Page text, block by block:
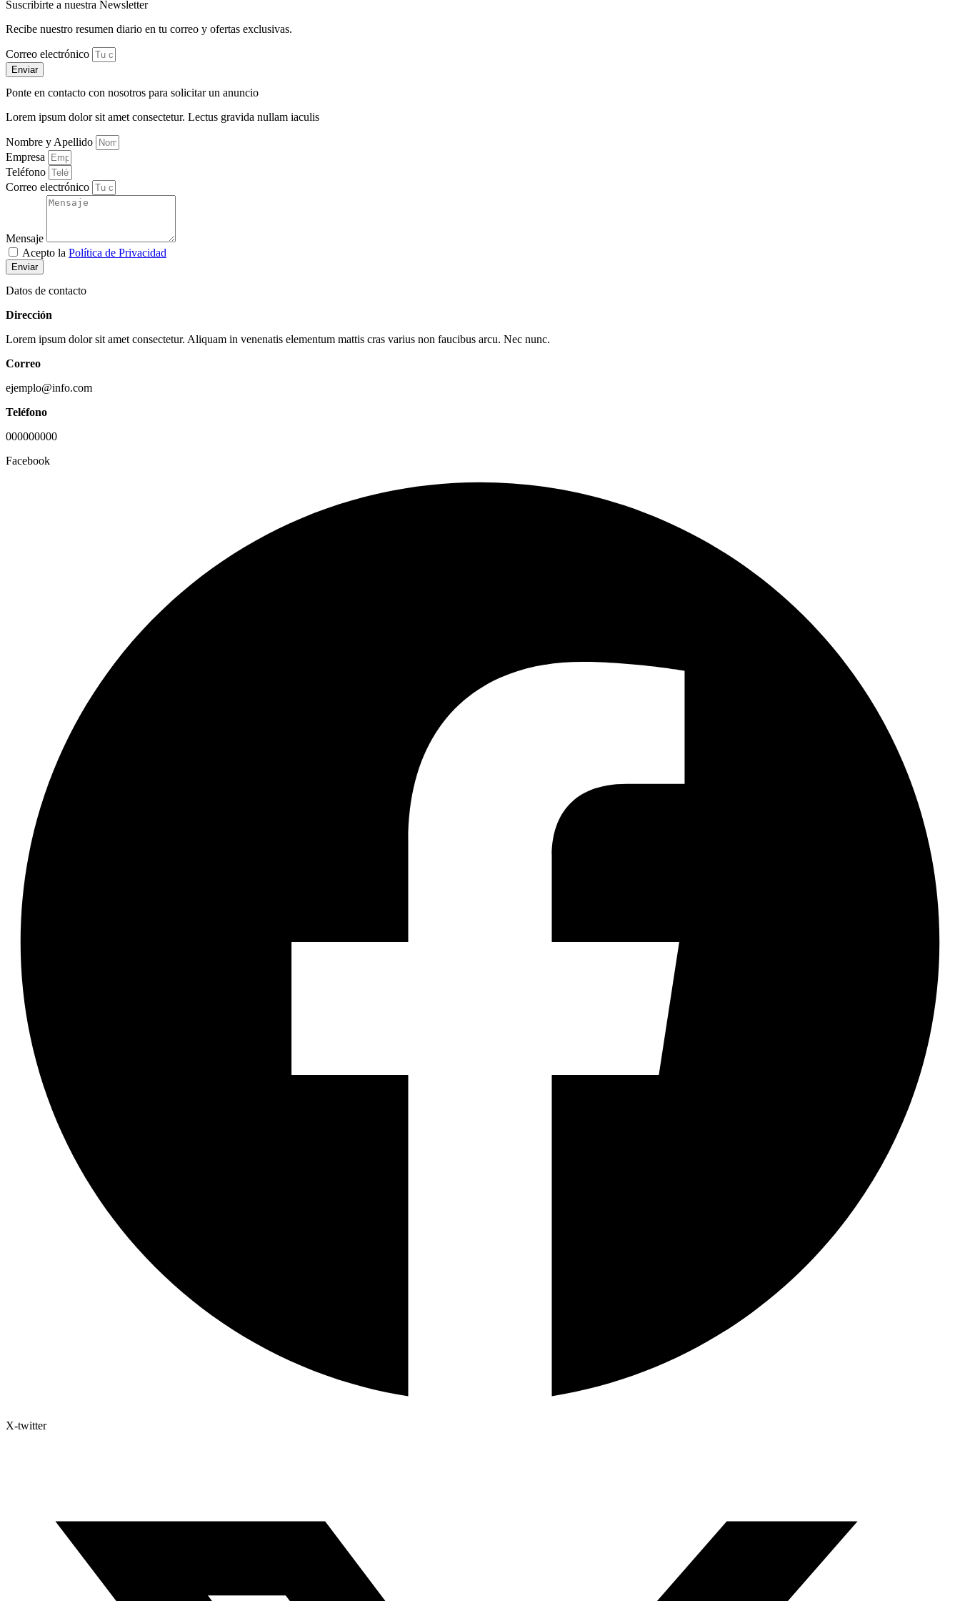
Suscribirte a nuestra Newsletter
Recibe nuestro resumen diario en tu correo y ofertas exclusivas.
Correo electrónico
Enviar
Ponte en contacto con nosotros para solicitar un anuncio
Lorem ipsum dolor sit amet consectetur. Lectus gravida nullam iaculis
Nombre y Apellido
Empresa
Teléfono
Correo electrónico
Mensaje
Acepto la Política de Privacidad
Enviar
Datos de contacto
Dirección
Lorem ipsum dolor sit amet consectetur. Aliquam in venenatis elementum mattis cras varius non faucibus arcu. Nec nunc.
Correo
ejemplo@info.com
Teléfono
000000000
Facebook
X-twitter